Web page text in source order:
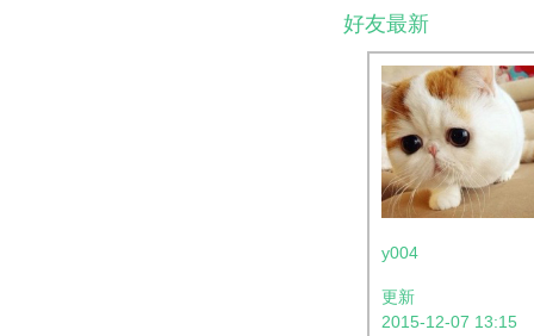
好友最新
y004
更新
2015-12-07 13:15